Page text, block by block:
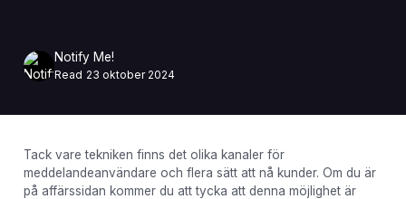
Notify Me!
Read 23 oktober 2024
Tack vare tekniken finns det olika kanaler för
meddelandeanvändare och flera sätt att nå kunder. Om du är
på affärssidan kommer du att tycka att denna möjlighet är